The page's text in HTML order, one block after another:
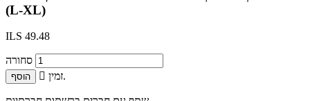
(L-XL)
ILS 49.48
סחורה
הוסף  זמין.